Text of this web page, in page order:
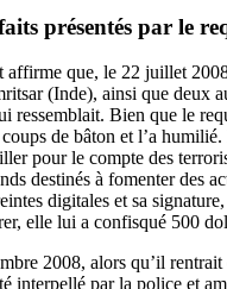
présentés par le
affirme que, le 22 juillet
(Inde), ainsi que deux
ressemblait. Bien que le
de bâton et l’a
pour le compte des
destinés à fomenter des
digitales et sa
elle lui a confisqué 500
2008, alors qu’il
interpellé par la police et